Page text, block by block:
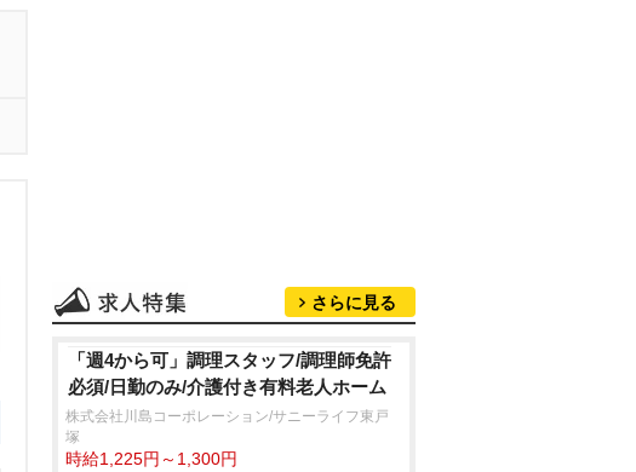
さらに見る
「週4から可」調理スタッフ/調理師免許
必須/日勤のみ/介護付き有料老人ホーム
株式会社川島コーポレーション/サニーライフ東戸
塚
時給1,225円～1,300円